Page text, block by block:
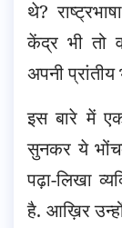
थे?
केंद्र भी तो
अपनी
इस बारे में
सुनकर ये
पढ़ा-लिखा
है. आख़िर